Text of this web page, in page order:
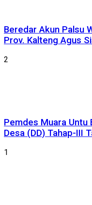
Beredar Akun Palsu
Prov. Kalteng Agus
2
Pemdes Muara Untu
Desa (DD) Tahap-III
1